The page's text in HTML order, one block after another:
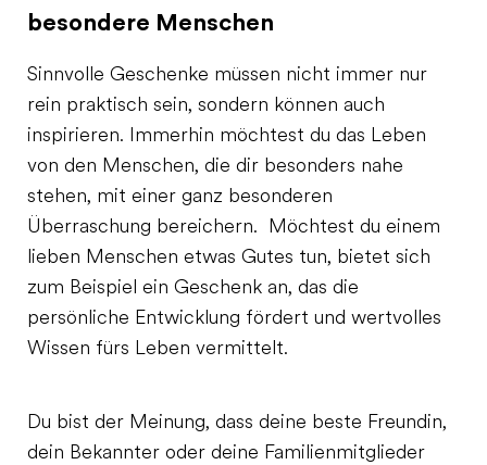
besondere Menschen
Sinnvolle Geschenke müssen nicht immer nur
rein praktisch sein, sondern können auch
inspirieren. Immerhin möchtest du das Leben
von den Menschen, die dir besonders nahe
stehen, mit einer ganz besonderen
Überraschung bereichern. Möchtest du einem
lieben Menschen etwas Gutes tun, bietet sich
zum Beispiel ein Geschenk an, das die
persönliche Entwicklung fördert und wertvolles
Wissen fürs Leben vermittelt.
Du bist der Meinung, dass deine beste Freundin,
dein Bekannter oder deine Familienmitglieder